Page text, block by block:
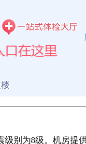
别为8级。机房提